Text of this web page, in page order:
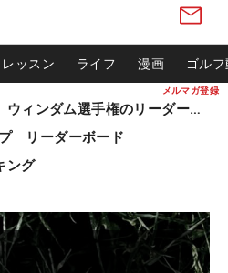
メルマガ登録
レッスン ライフ 漫画 ゴル
松山英樹ら出場 ウィンダム選手権のリーダーボード
リーダーボード
ング